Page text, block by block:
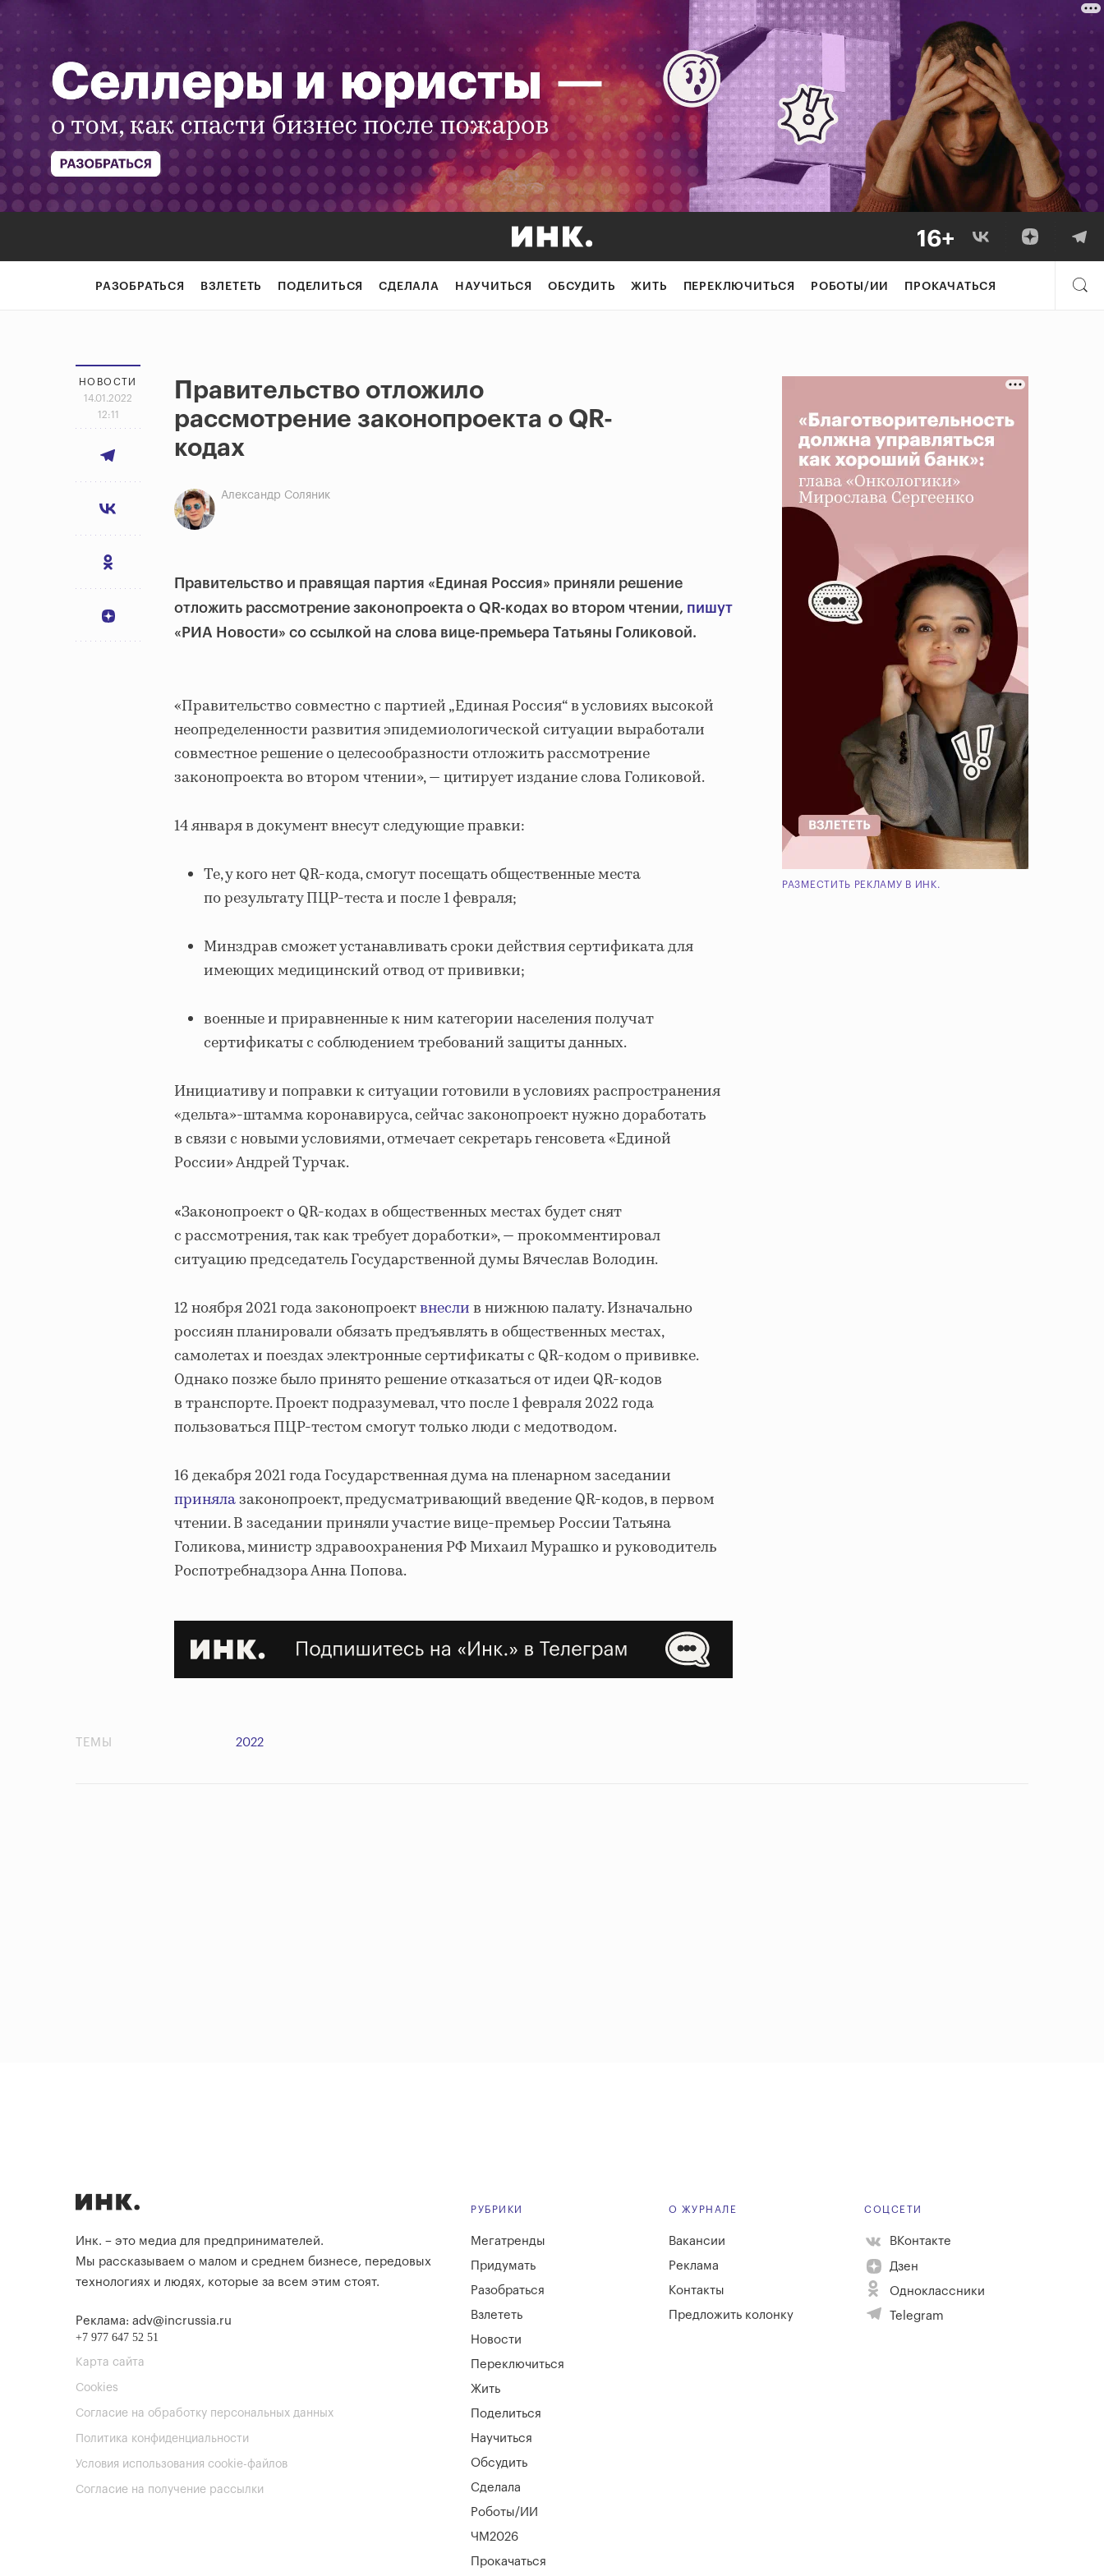
РАЗОБРАТЬСЯ ВЗЛЕТЕТЬ ПОДЕЛИТЬСЯ СДЕЛАЛА НАУЧИТЬСЯ ОБСУДИТЬ ЖИТЬ ПЕРЕКЛЮЧИТЬСЯ РОБОТЫ/ИИ ПРОКАЧАТЬСЯ
НОВОСТИ
14.01.2022
12:11
Правительство отложило
рассмотрение законопроекта о QR-
кодах
Александр Соляник
Правительство и правящая партия «Единая Россия» приняли решение
отложить рассмотрение законопроекта о QR-кодах во втором чтении, пишут
«РИА Новости» со ссылкой на слова вице-премьера Татьяны Голиковой.
«Правительство совместно с партией „Единая Россия“ в условиях высокой
неопределенности развития эпидемиологической ситуации выработали
совместное решение о целесообразности отложить рассмотрение
законопроекта во втором чтении», — цитирует издание слова Голиковой.
14 января в документ внесут следующие правки:
Те, у кого нет QR-кода, смогут посещать общественные места
по результату ПЦР-теста и после 1 февраля;
Минздрав сможет устанавливать сроки действия сертификата для
имеющих медицинский отвод от прививки;
военные и приравненные к ним категории населения получат
сертификаты с соблюдением требований защиты данных.
Инициативу и поправки к ситуации готовили в условиях распространения
«дельта»-штамма коронавируса, сейчас законопроект нужно доработать
в связи с новыми условиями, отмечает секретарь генсовета «Единой
России» Андрей Турчак.
«Законопроект о QR-кодах в общественных местах будет снят
с рассмотрения, так как требует доработки», — прокомментировал
ситуацию председатель Государственной думы Вячеслав Володин.
12 ноября 2021 года законопроектвнеслив нижнюю палату. Изначально
россиян планировали обязать предъявлять в общественных местах,
самолетах и поездах электронные сертификаты с QR-кодом о прививке.
Однако позже было принято решение отказаться от идеи QR-кодов
в транспорте. Проект подразумевал, что после 1 февраля 2022 года
пользоваться ПЦР-тестом смогут только люди с медотводом.
16 декабря 2021 года Государственная дума на пленарном заседании
принялазаконопроект, предусматривающий введение QR-кодов, в первом
чтении. В заседании приняли участие вице-премьер России Татьяна
Голикова, министр здравоохранения РФ Михаил Мурашко и руководитель
Роспотребнадзора Анна Попова.
РАЗМЕСТИТЬ РЕКЛАМУ В ИНК.
ТЕМЫ 2022
Инк. – это медиа для предпринимателей.
Мы рассказываем о малом и среднем бизнесе, передовых
технологиях и людях, которые за всем этим стоят.
Реклама: adv@incrussia.ru
+7 977 647 52 51
Карта сайта
Cookies
Согласие на обработку персональных данных
Политика конфиденциальности
Условия использования cookie-файлов
Согласие на получение рассылки
РУБРИКИ
Мегатренды
Придумать
Разобраться
Взлететь
Новости
Переключиться
Жить
Поделиться
Научиться
Обсудить
Сделала
Роботы/ИИ
ЧМ2026
Прокачаться
О ЖУРНАЛЕ
Вакансии
Реклама
Контакты
Предложить колонку
СОЦСЕТИ
ВКонтакте
Дзен
Одноклассники
Telegram